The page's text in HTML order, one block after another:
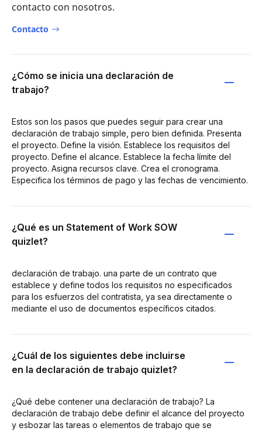
contacto con nosotros.
Contacto
¿Cómo se inicia una declaración de
trabajo?
Estos son los pasos que puedes seguir para crear una
declaración de trabajo simple, pero bien definida. Presenta
el proyecto. Define la visión. Establece los requisitos del
proyecto. Define el alcance. Establece la fecha límite del
proyecto. Asigna recursos clave. Crea el cronograma.
Especifica los términos de pago y las fechas de vencimiento.
¿Qué es un Statement of Work SOW
quizlet?
declaración de trabajo. una parte de un contrato que
establece y define todos los requisitos no especificados
para los esfuerzos del contratista, ya sea directamente o
mediante el uso de documentos específicos citados.
¿Cuál de los siguientes debe incluirse
en la declaración de trabajo quizlet?
¿Qué debe contener una declaración de trabajo? La
declaración de trabajo debe definir el alcance del proyecto
y esbozar las tareas o elementos de trabajo que se